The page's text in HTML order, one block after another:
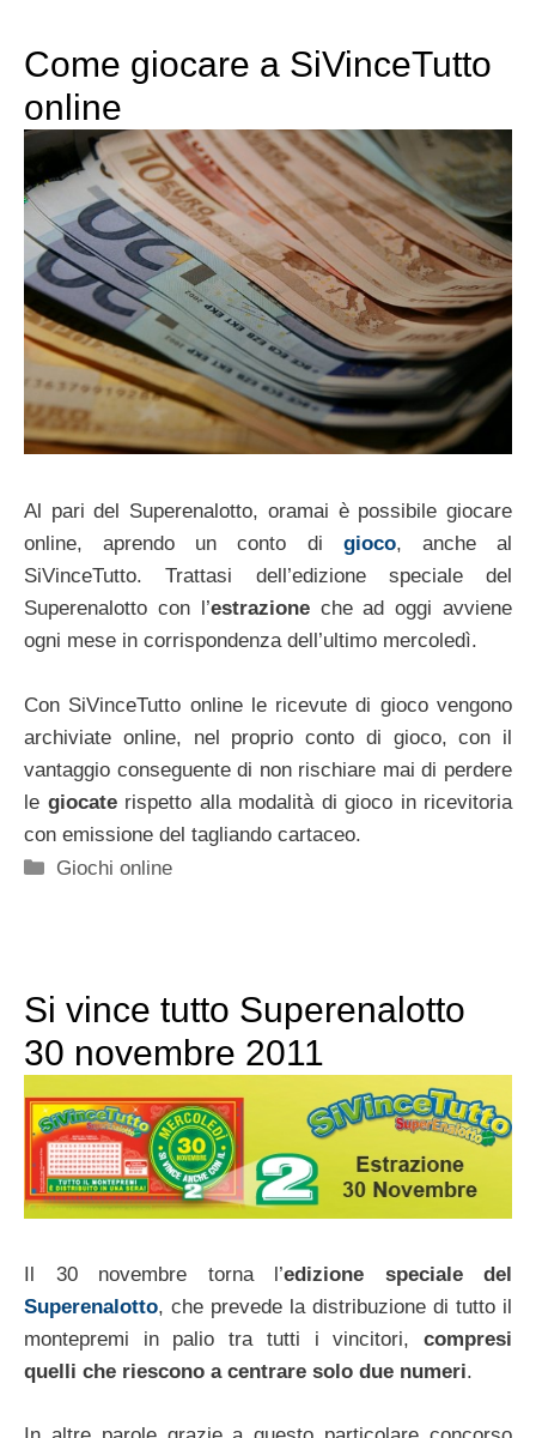
Come giocare a SiVinceTutto
online
Al pari del Superenalotto, oramai è possibile giocare
online, aprendo un conto di gioco, anche al
SiVinceTutto. Trattasi dell’edizione speciale del
Superenalotto con l’estrazioneche ad oggi avviene
ogni mese in corrispondenza dell’ultimo mercoledì.
Con SiVinceTutto online le ricevute di gioco vengono
archiviate online, nel proprio conto di gioco, con il
vantaggio conseguente di non rischiare mai di perdere
le giocaterispetto alla modalità di gioco in ricevitoria
con emissione del tagliando cartaceo.
Categorie
Giochi online
Si vince tutto Superenalotto
30 novembre 2011
Il 30 novembre torna l’edizione speciale del
Superenalotto, che prevede la distribuzione di tutto il
montepremi in palio tra tutti i vincitori, compresi
quelli che riescono a centrare solo due numeri.